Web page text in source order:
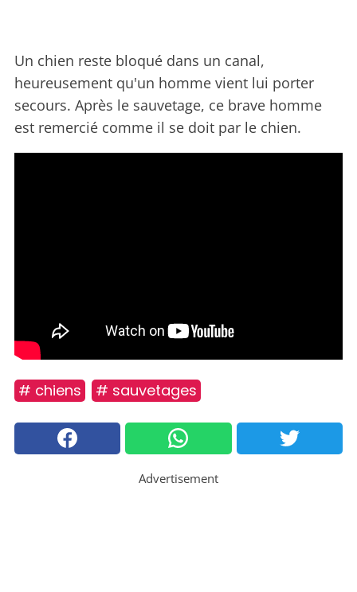
Un chien reste bloqué dans un canal,
heureusement qu'un homme vient lui porter
secours. Après le sauvetage, ce brave homme
est remercié comme il se doit par le chien.
# chiens # sauvetages
Advertisement